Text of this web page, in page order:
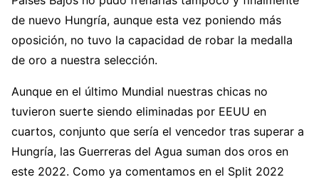
de nuevo Hungría, aunque esta vez poniendo más
oposición, no tuvo la capacidad de robar la medalla
de oro a nuestra selección.
Aunque en el último Mundial nuestras chicas no
tuvieron suerte siendo eliminadas por EEUU en
cuartos, conjunto que sería el vencedor tras superar a
Hungría, las Guerreras del Agua suman dos oros en
este 2022. Como ya comentamos en el Split 2022